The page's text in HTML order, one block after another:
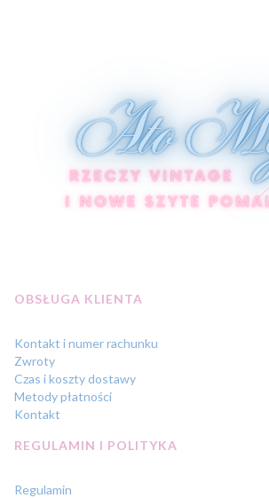
Linki w stopce
OBSŁUGA KLIENTA
Kontakt i numer rachunku
Zwroty
Czas i koszty dostawy
Metody płatności
Kontakt
REGULAMIN I POLITYKA
Regulamin